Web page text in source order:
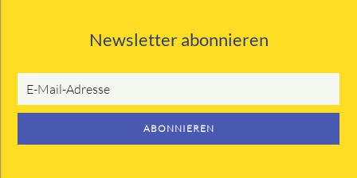
Newsletter abonnieren
Adresse
ABONNIEREN